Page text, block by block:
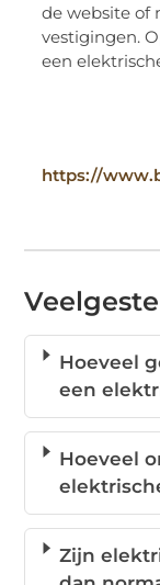
de website of
vestigingen.
een
https://
Hoeveel
een
Hoeveel
Zijn